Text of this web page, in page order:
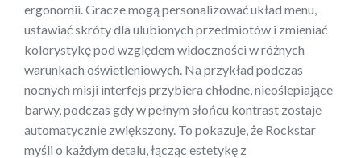
ergonomii. Gracze mogą personalizować układ menu,
ustawiać skróty dla ulubionych przedmiotów i zmieniać
kolorystykę pod względem widoczności w różnych
warunkach oświetleniowych. Na przykład podczas
nocnych misji interfejs przybiera chłodne, nieoślepiające
barwy, podczas gdy w pełnym słońcu kontrast zostaje
automatycznie zwiększony. To pokazuje, że Rockstar
myśli o każdym detalu, łącząc estetykę z